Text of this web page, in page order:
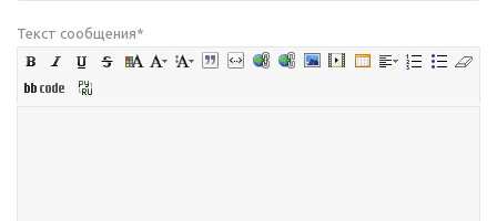
Текст сообщения*